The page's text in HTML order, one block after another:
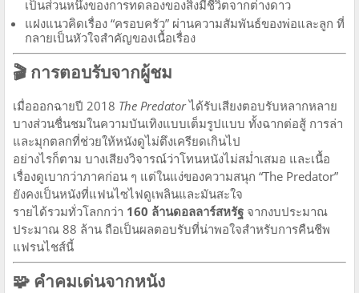
เป็นส่วนหนึ่งของการทดลองของสิ่งมีชีวิตจากต่างดาว
แฝงแนวคิดเรื่อง “ครอบครัว” ผ่านความสัมพันธ์ของพ่อและลูก ที่
กลายเป็นหัวใจสำคัญของเนื้อเรื่อง
🎬 การตอบรับจากผู้ชม
เมื่อออกฉายปี 2018 The Predatorได้รับเสียงตอบรับหลากหลาย
บางส่วนชื่นชมในความบันเทิงแบบเต็มรูปแบบ ทั้งฉากต่อสู้ การล่า
และมุกตลกที่ช่วยให้หนังดูไม่ตึงเครียดเกินไป
อย่างไรก็ตาม บางเสียงวิจารณ์ว่าโทนหนังไม่สม่ำเสมอ และเนื้อ
เรื่องดูเบากว่าภาคก่อน ๆ แต่ในแง่ของความสนุก “The Predator”
ยังคงเป็นหนังที่แฟนไซไฟดูเพลินและมันสะใจ
รายได้รวมทั่วโลกกว่า 160 ล้านดอลลาร์สหรัฐ จากงบประมาณ
ประมาณ 88 ล้าน ถือเป็นผลตอบรับที่น่าพอใจสำหรับการคืนชีพ
แฟรนไชส์นี้
🧩 คำคมเด่นจากหนัง